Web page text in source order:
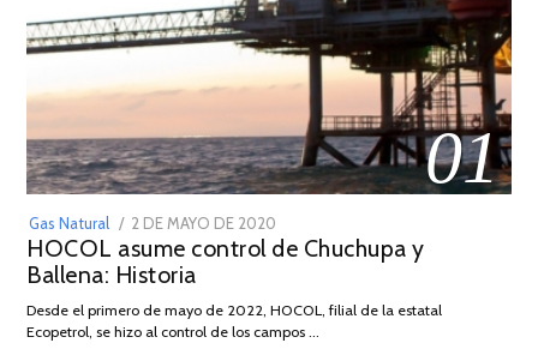
01
Gas Natural
POSTED
ON
2 DE MAYO DE 2020
DE
2026
HOCOL asume control de Chuchupa y
Ballena: Historia
Desde el primero de mayo de 2022, HOCOL, filial de la estatal
Ecopetrol, se hizo al control de los campos …